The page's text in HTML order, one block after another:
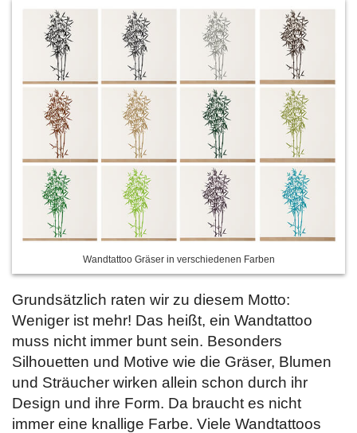
Wandtattoo Gräser in verschiedenen Farben
Grundsätzlich raten wir zu diesem Motto:
Weniger ist mehr! Das heißt, ein Wandtattoo
muss nicht immer bunt sein. Besonders
Silhouetten und Motive wie die Gräser, Blumen
und Sträucher wirken allein schon durch ihr
Design und ihre Form. Da braucht es nicht
immer eine knallige Farbe. Viele Wandtattoos